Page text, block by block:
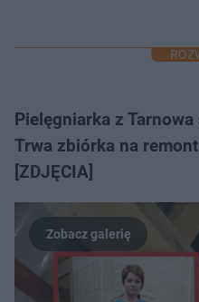
Pielęgniarka z Tarnowa
Trwa zbiórka na
[ZDJĘCIA]